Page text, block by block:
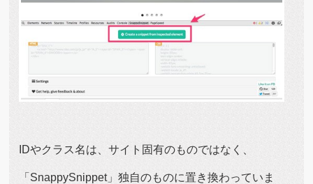
IDやクラス名は、サイト固有のものではなく、
「SnappySnippet」独自のものに置き換わっていま